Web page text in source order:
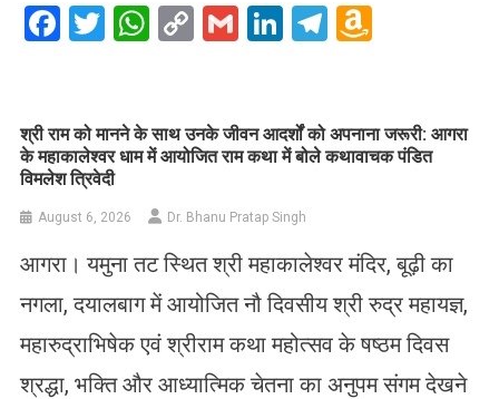
Facebook
Twitter
WhatsApp
CopyGmailLinkedIn
Telegram
​श्री राम को मानने के साथ उनके जीवन आदर्शों को अपनाना जरूरी: आगरा
के महाकालेश्वर धाम में आयोजित राम कथा में बोले कथावाचक पंडित
विमलेश त्रिवेदी
August 6, 2026 Dr. Bhanu Pratap Singh
आगरा। यमुना तट स्थित श्री महाकालेश्वर मंदिर, बूढ़ी का
नगला, दयालबाग में आयोजित नौ दिवसीय श्री रुद्र महायज्ञ,
महारुद्राभिषेक एवं श्रीराम कथा महोत्सव के षष्ठम दिवस
श्रद्धा, भक्ति और आध्यात्मिक चेतना का अनुपम संगम देखने